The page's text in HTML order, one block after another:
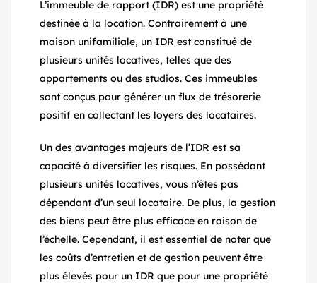
L’immeuble de rapport (IDR) est une propriété
destinée à la location. Contrairement à une
maison unifamiliale, un IDR est constitué de
plusieurs unités locatives, telles que des
appartements ou des studios. Ces immeubles
sont conçus pour générer un flux de trésorerie
positif en collectant les loyers des locataires.
Un des avantages majeurs de l’IDR est sa
capacité à diversifier les risques. En possédant
plusieurs unités locatives, vous n’êtes pas
dépendant d’un seul locataire. De plus, la gestion
des biens peut être plus efficace en raison de
l’échelle. Cependant, il est essentiel de noter que
les coûts d’entretien et de gestion peuvent être
plus élevés pour un IDR que pour une propriété